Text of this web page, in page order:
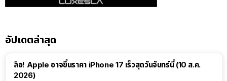
อัปเดตล่าสุด
ลือ! Apple อาจขึ้นราคา iPhone 17 เร็วสุดวันจันทร์นี้ (10 ส.ค.
2026)